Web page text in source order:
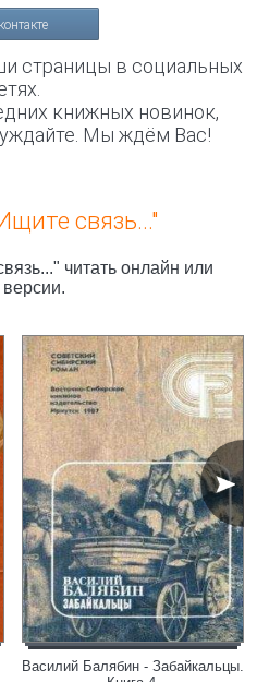
страницы в социальных
книжных новинок,
Мы ждём Вас!
связь..."
читать онлайн или
Василий Балябин - Забайкальцы.